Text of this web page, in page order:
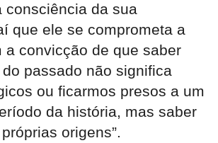
consciência da sua
que ele se comprometa a
a convicção de que saber
passado não significa
ou ficarmos presos a um
da história, mas saber
origens”.